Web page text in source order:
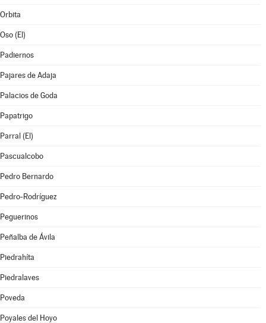
Orbita
Oso (El)
Padiernos
Pajares de Adaja
Palacios de Goda
Papatrigo
Parral (El)
Pascualcobo
Pedro Bernardo
Pedro-Rodríguez
Peguerinos
Peñalba de Ávila
Piedrahíta
Piedralaves
Poveda
Poyales del Hoyo